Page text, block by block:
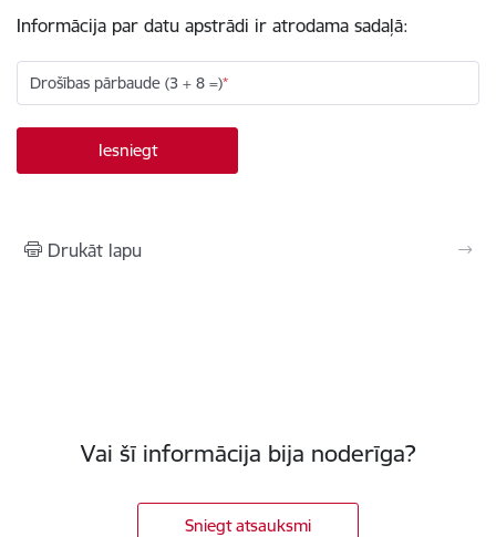
Informācija par datu apstrādi ir atrodama sadaļā:
Drošības pārbaude (3 + 8 =)
Drukāt lapu
Vai šī informācija bija noderīga?
Sniegt atsauksmi